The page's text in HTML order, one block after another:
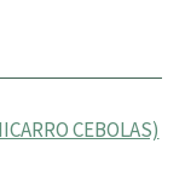
CEBOLAS)